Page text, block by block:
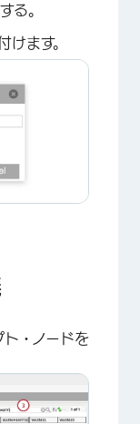
る。
けます。
・ノードを